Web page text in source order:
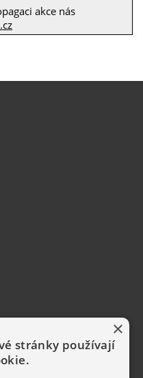
akce nás
×
stránky používají